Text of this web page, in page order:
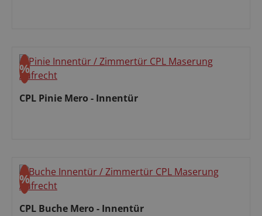
Rabatt
%
CPL Pinie Mero - Innentür
Rabatt
%
CPL Buche Mero - Innentür